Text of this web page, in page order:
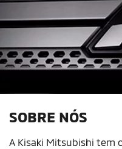
SOBRE NÓS
A Kisaki Mitsubishi tem